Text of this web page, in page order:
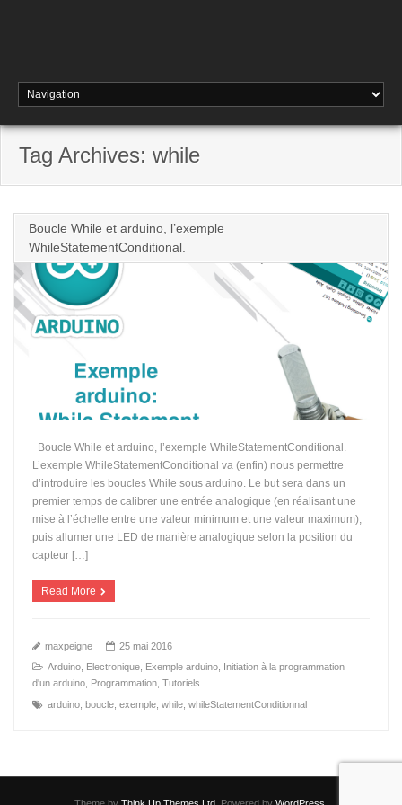
Tag Archives: while
Boucle While et arduino, l’exemple
WhileStatementConditional.
Boucle While et arduino, l’exemple WhileStatementConditional.
L’exemple WhileStatementConditional va (enfin) nous permettre
d’introduire les boucles While sous arduino. Le but sera dans un
premier temps de calibrer une entrée analogique (en réalisant une
mise à l’échelle entre une valeur minimum et une valeur maximum),
puis allumer une LED de manière analogique selon la position du
capteur […]
Read More
maxpeigne
25 mai 2016
Arduino
Electronique Exemple arduino
Initiation à la programmation
d'un arduino
Programmation ,Tutoriels
arduino boucle ,exemple ,while ,whileStatementConditionnal